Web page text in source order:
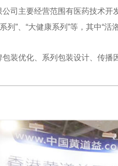
司主要经营范围有医药技术开
列”、“大健康系列”等，其中“
包装优化、系列包装设计、传播